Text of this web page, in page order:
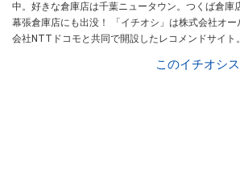
中。好きな倉庫店は千葉ニュータウン。つくば倉庫
幕張倉庫店にも出没！ 「イチオシ」は株式会社オ
会社NTTドコモと共同で開設したレコメンドサイト
このイチオシ